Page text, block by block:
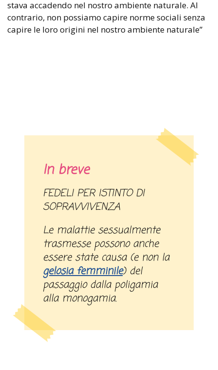
stava accadendo nel nostro ambiente naturale. Al
contrario, non possiamo capire norme sociali senza
capire le loro origini nel nostro ambiente naturale”
In breve
FEDELI PER ISTINTO DI
SOPRAVVIVENZA
Le malattie sessualmente
trasmesse possono anche
essere state causa (e non la
gelosia femminile) del
passaggio dalla poligamia
alla monogamia.